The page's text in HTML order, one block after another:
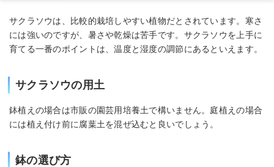
サクラソウは、比較的栽培しやすい植物だとされています。寒さ
には強いのですが、暑さや乾燥は苦手です。サクラソウを上手に
育てる一番のポイントは、温度と湿度の調節にあるといえます。
サクラソウの用土
鉢植えの場合は市販の園芸用培養土で構いません。庭植えの場合
には植え付け前に腐葉土を混ぜ込むと良いでしょう。
鉢の選び方